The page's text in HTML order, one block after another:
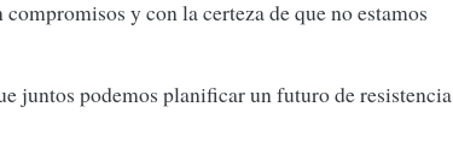
y con la certeza de que no estamos
juntos podemos planificar un futuro de resistencia